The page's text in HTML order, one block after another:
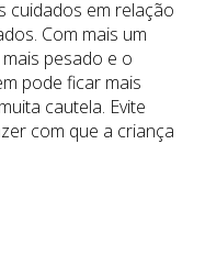
cuidados em relação
Com mais um
pesado e o
pode ficar mais
cautela. Evite
com que a criança